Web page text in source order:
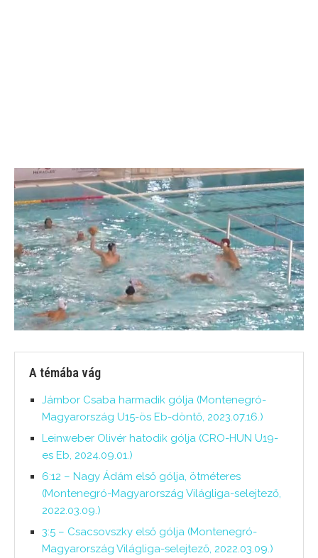
A témába vág
Jámbor Csaba harmadik gólja (Montenegró-
Magyarország U15-ös Eb-döntő, 2023.07.16.)
Leinweber Olivér hatodik gólja (CRO-HUN U19-
es Eb, 2024.09.01.)
6:12 – Nagy Ádám első gólja, ötméteres
(Montenegró-Magyarország Világliga-selejtező,
2022.03.09.)
3:5 – Csacsovszky első gólja (Montenegró-
Magyarország Világliga-selejtező, 2022.03.09.)